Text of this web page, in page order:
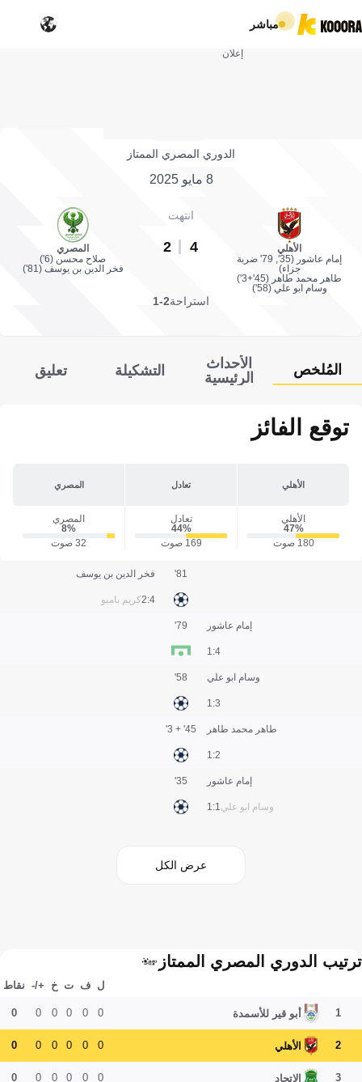
مباشر
إعلان
الدوري المصري الممتاز
8 مايو 2025
الأهلي
إمام عاشور (35', 79' ضربة
جزاء)
طاهر محمد طاهر (45'+3')
وسام ابو علي (58')
انتهت
4
2
المصري
صلاح محسن (6')
فخر الدين بن يوسف (81')
استراحة2-1
المُلخص
الأحداث
الرئيسية
التشكيلة تعليق
توقع الفائز
الأهلي تعادل المصري
الأهلي
47‎%‎
180 صوت
تعادل
44‎%‎
169 صوت
المصري
8‎%‎
32 صوت
فخر الدين بن يوسف
كريم بامبو4:2
81'
إمام عاشور
4:1
79'
وسام ابو علي
3:1
58'
طاهر محمد طاهر
2:1
45' + 3'
إمام عاشور
وسام ابو علي1:1
35'
عرض الكل
ترتيب الدوري المصري الممتاز
ل ف ت خ +/- نقاط
1 أبو قير للأسمدة 0
0
0
0
0
0
2 الأهلي 0
0
0
0
0
0
3 الاتحاد 0
0
0
0
0
0